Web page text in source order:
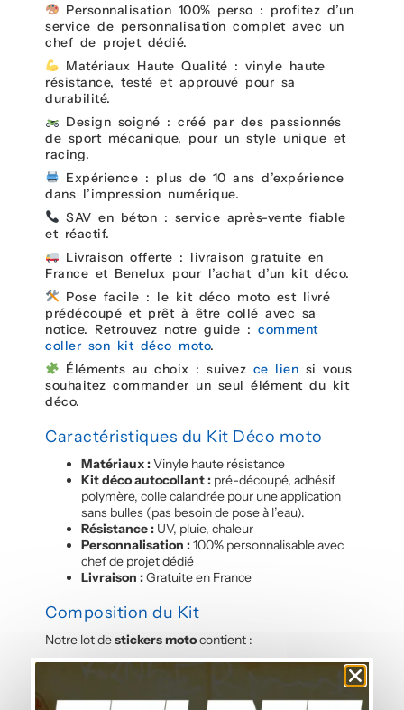
Personnalisation 100% perso : profitez d’un
service de personnalisation complet avec un
chef de projet dédié.
Matériaux Haute Qualité : vinyle haute
résistance, testé et approuvé pour sa
durabilité.
Design soigné : créé par des passionnés
de sport mécanique, pour un style unique et
racing.
Expérience : plus de 10 ans d’expérience
dans l’impression numérique.
SAV en béton : service après-vente fiable
et réactif.
Livraison offerte : livraison gratuite en
France et Benelux pour l’achat d’un kit déco.
Pose facile : le kit déco moto est livré
prédécoupé et prêt à être collé avec sa
notice. Retrouvez notre guide : comment
coller son kit déco moto.
Éléments au choix : suivez ce lien si vous
souhaitez commander un seul élément du kit
déco.
Caractéristiques du Kit Déco moto
Matériaux :Vinyle haute résistance
Kit déco autocollant : pré-découpé, adhésif
polymère, colle calandrée pour une application
sans bulles (pas besoin de pose à l’eau).
Résistance : UV, pluie, chaleur
Personnalisation :100% personnalisable avec
chef de projet dédié
Livraison :Gratuite en France
Composition du Kit
Notre lot destickers motocontient :
les stickers des flancs latéraux
les stickers de la face avant
les stickers du garde-boue avant